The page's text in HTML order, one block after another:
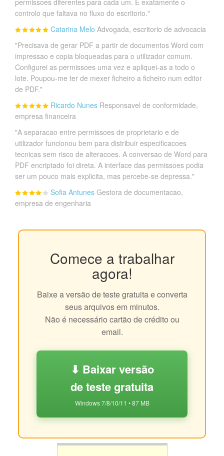
controlo que faltava no fluxo do escritorio."
Catarina Melo Advogada, escritorio de advocacia
"Precisava de gerar PDF a partir de documentos Word com
impressao e copia bloqueadas para o utilizador comum.
Configurei as permissoes uma vez e apliquei-as a todo o
lote. Poupou-me ter de mexer ficheiro a ficheiro num editor
de PDF."
Ricardo Nunes Responsavel de conformidade,
empresa financeira
"A separacao entre permissoes de proprietario e de
utilizador funcionou bem para distribuir especificacoes
tecnicas sem risco de alteracoes. A conversao de Word para
PDF encriptado foi direta. A interface das permissoes podia
ser um pouco mais explicita, mas percebe-se depressa."
Sofia Antunes Gestora de documentacao,
empresa de engenharia
Comece a trabalhar
agora!
Baixe a versão de teste gratuita e converta
seus arquivos em minutos.
Não é necessário cartão de crédito ou
email.
⬇ Baixar versão
de teste gratuita
Windows 7/8/10/11 • 87 MB